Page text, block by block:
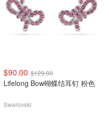
$90.00 $129.00
Lifelong Bow蝴蝶结耳钉 粉色
Swarovski